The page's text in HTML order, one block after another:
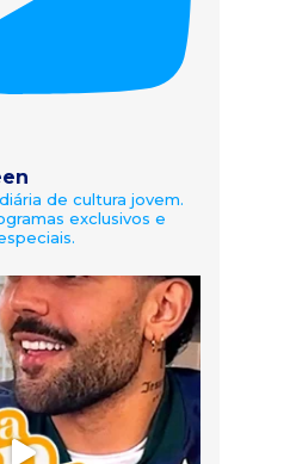
de cultura jovem.
exclusivos e